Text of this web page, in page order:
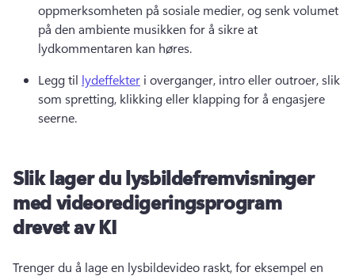
oppmerksomheten på sosiale medier, og senk volumet
på den ambiente musikken for å sikre at
lydkommentaren kan høres.
Legg til lydeffekter i overganger, intro eller outroer, slik
som spretting, klikking eller klapping for å engasjere
seerne.
Slik lager du lysbildefremvisninger
med videoredigeringsprogram
drevet av KI
Trenger du å lage en lysbildevideo raskt, for eksempel en